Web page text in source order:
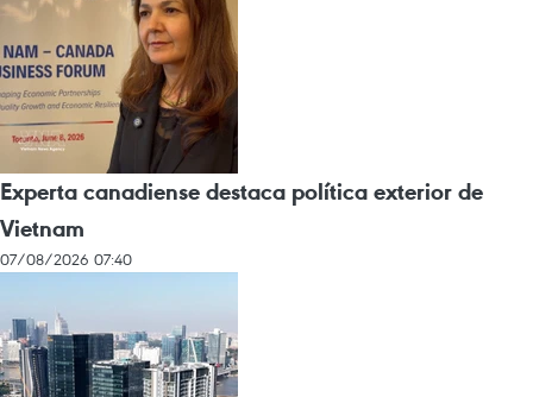
Experta canadiense destaca política exterior de
Vietnam
07/08/2026 07:40